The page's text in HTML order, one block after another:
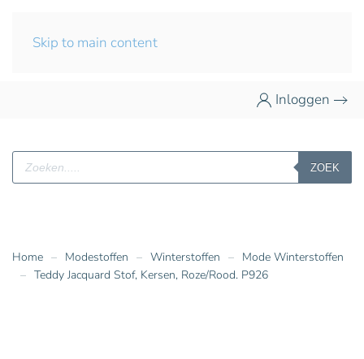
Skip to main content
Inloggen
Producten
zoeken
ZOEK
Home Modestoffen Winterstoffen
Mode Winterstoffen
Teddy Jacquard Stof, Kersen, Roze/Rood. P926